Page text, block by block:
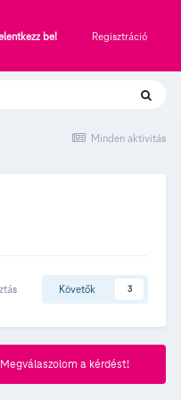
be! Regisztráció
Minden aktivitás
Követők 3
Megválaszolom a kérdést!